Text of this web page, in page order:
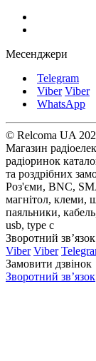
Месенджери
Telegram
Viber Viber
WhatsApp
© Relcoma UA
Магазин
радіоринок
та роздрібних
Роз'єми, BNC,
магнітол, клеми,
паяльники,
usb, type c
Зворотний зв’язок
Viber Viber
Замовити дзвінок
Зворотний зв’язок